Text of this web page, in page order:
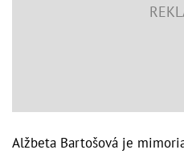
Alžbeta Bartošová je